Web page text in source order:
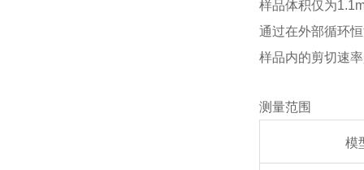
样品体积仅为
通过在外部循环
样品内的剪切速
测量范围
模